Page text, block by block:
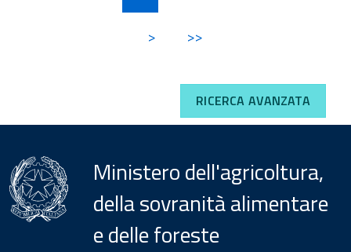
> >>
RICERCA AVANZATA
Ministero dell'agricoltura,
della sovranità alimentare
e delle foreste